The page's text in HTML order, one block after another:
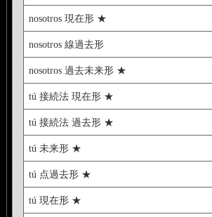
⑧ er 命令 ﾅｼ
❾ er 接現
❿ er 接過
nosotros 現在形 ★
nosotros 線過去形
nosotros 過去未来形 ★
tú 接続法 現在形 ★
tú 接続法 過去形 ★
tú 未来形 ★
tú 点過去形 ★
tú 現在形 ★